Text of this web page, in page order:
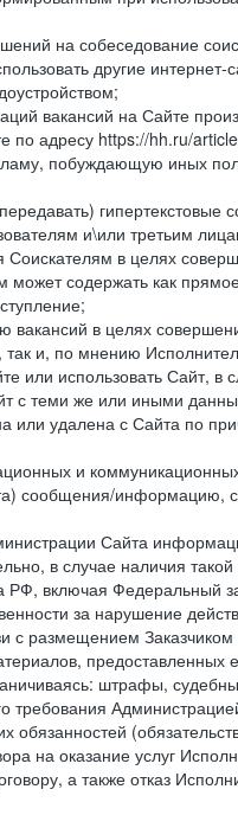
на собеседование
другие
вакансий на Сайте
по адресу https://hh.ru/
побуждающую иных
и\или третьим
в целях
может содержать как
вакансий в целях
и, по мнению
или использовать Сайт,
с теми же или иными
или удалена с Сайта по
и
сообщения/информацию,
Сайта
в случае наличия
РФ, включая
за нарушение
с размещением
предоставленных
штрафы,
требования
обязанностей
на оказание услуг
а также отказ